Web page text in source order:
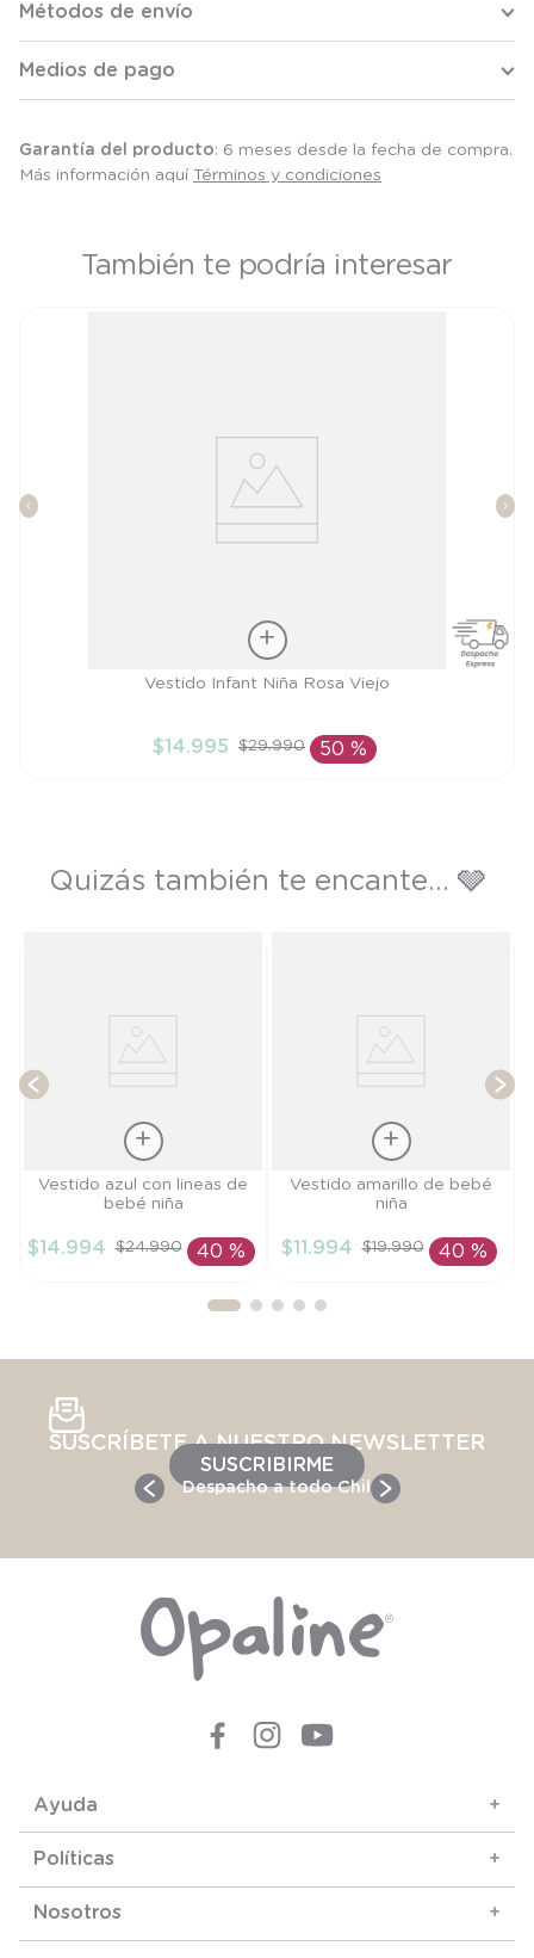
Métodos de envío
Medios de pago
Garantía del producto: 6 meses desde la fecha de compra.
Más información aquí Términos y condiciones
También te podría interesar
AÑADIR AL CARRITO
Vestido Infant Niña Rosa Viejo
$14.995 $29.990 50 %
Quizás también te encante... 🩶
Talla
AÑADIR AL
Vestido azul con lineas de
bebé niña
$14.994 $24.990 40 %
Talla
AÑADIR AL
Vestido amarillo de bebé
niña
$11 .994 $19.990 40 %
SUSCRÍBETE A NUESTRO NEWSLETTER
SUSCRIBIRME
Despacho a todo Chile
Ayuda +
Políticas +
Nosotros +